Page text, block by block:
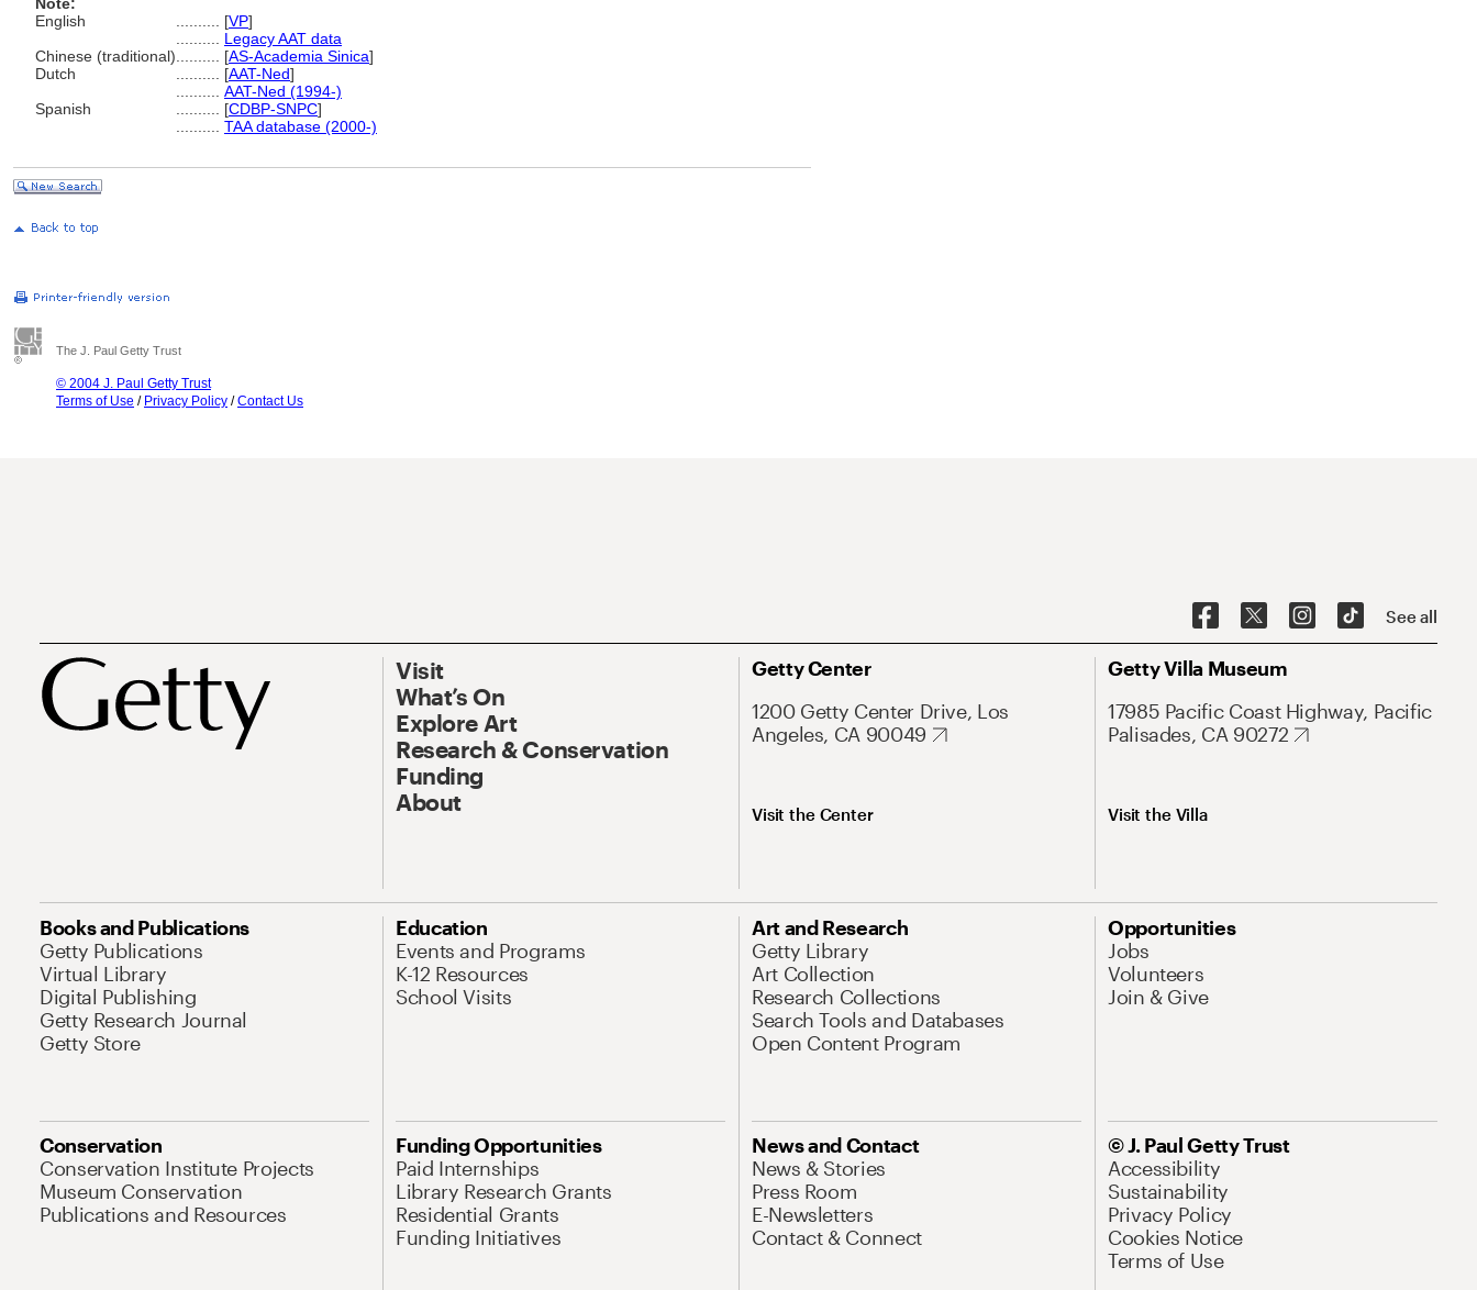
English
[VP]
Legacy AAT data
Chinese (traditional)
[AS-Academia Sinica]
Dutch
[AAT-Ned]
AAT-Ned (1994-)
Spanish
[CDBP-SNPC]
TAA database (2000-)
The J. Paul Getty Trust
© 2004 J. Paul Getty Trust
Terms of Use / Privacy Policy /Contact Us
See all
Visit
What’s On
Explore Art
Research & Conservation
Funding
About
Getty Center
1200 Getty Center Drive, Los
Angeles, CA 90049
Visit the Center
Getty Villa Museum
17985 Pacific Coast Highway, Pacific
Palisades, CA 90272
Visit the Villa
Books and Publications
Getty Publications
Virtual Library
Digital Publishing
Getty Research Journal
Getty Store
Education
Events and Programs
K-12 Resources
School Visits
Art and Research
Getty Library
Art Collection
Research Collections
Search Tools and Databases
Open Content Program
Opportunities
Jobs
Volunteers
Join & Give
Conservation
Conservation Institute Projects
Museum Conservation
Publications and Resources
Funding Opportunities
Paid Internships
Library Research Grants
Residential Grants
Funding Initiatives
News and Contact
News & Stories
Press Room
E-Newsletters
Contact & Connect
© J. Paul Getty Trust
Accessibility
Sustainability
Privacy Policy
Cookies Notice
Terms of Use